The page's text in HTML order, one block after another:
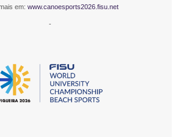
em: www.canoesports2026.fisu.net
-